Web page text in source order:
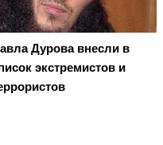
Дурова внесли в
экстремистов и